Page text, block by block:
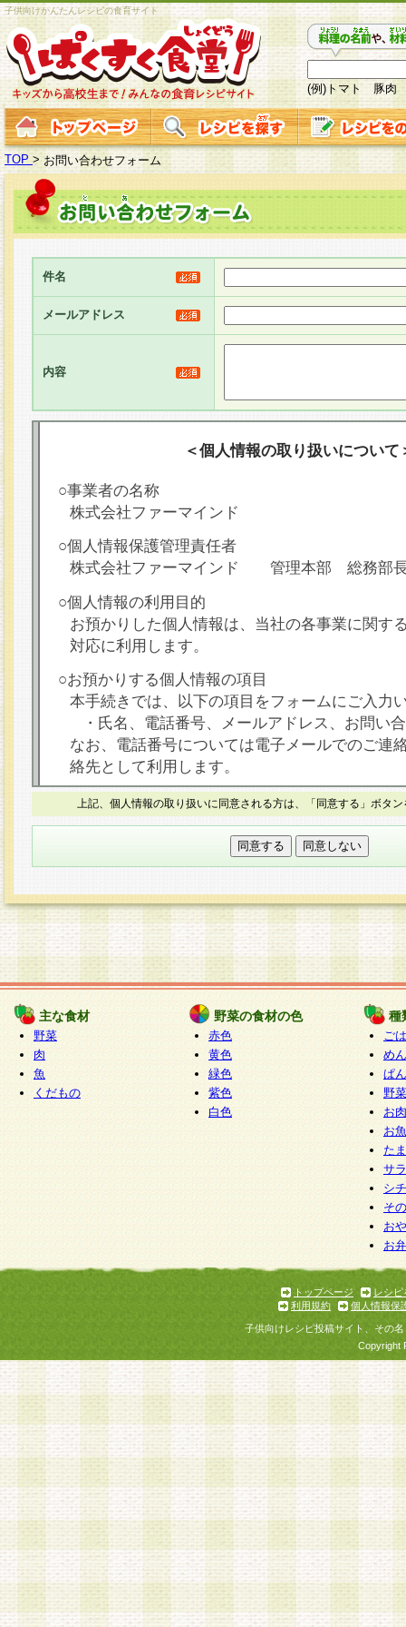
子供向けかんたんレシピの食育サイト
(例)トマト 豚肉
TOP > お問い合わせフォーム
件名
メールアドレス
内容
＜個人情報の取り扱いについて
○事業者の名称
株式会社ファーマインド
○個人情報保護管理責任者
株式会社ファーマインド 管理本部 総務部
○個人情報の利用目的
お預かりした個人情報は、当社の各事業に関す
対応に利用します。
○お預かりする個人情報の項目
本手続きでは、以下の項目をフォームにご入力
・氏名、電話番号、メールアドレス、お問い
なお、電話番号については電子メールでのご連
絡先として利用します。
○本人が容易に認識できない方法による個人情報
本フォームでは、セッション管理のためCookie
○個人情報の第三者提供について
力いただく個人情報は第三者に提供しません。
○個人情報の委託について
個人情報の取り扱いを外部に委託する場合は、
情報管理基準を満たす企業を選定して委託を行
が行われるよう監督します。
○開示対象個人情報の開示等および問い合わせ窓口
本人からの求めにより、当社が本件により取得
報の利用目的の通知・開示・内容の訂正・追加
停止・消去及び第三者への提供の禁止（以下、
といいます。）に応じます。
開示等に応じる窓口は以下になります。
ぱくすく食堂個人情報お客様相談窓口 paku-
m
個人情報を与えることは任意ですが、個人情報
意をいただけない場合には、当社のサービスの
お問い合わせ・ご相談への対応ができない場合
上記、個人情報の取り扱いに同意される方は、「同意する」ボタ
主な食材
野菜
肉
魚
くだもの
野菜の食材の色
赤色
黄色
緑色
紫色
白色
種
ご
めん
ぱん
野
お
お
た
サ
シ
そ
お
お
トップページ
レシピ
利用規約
個人情報保
子供向けレシピ投稿サイト、その
Copyright